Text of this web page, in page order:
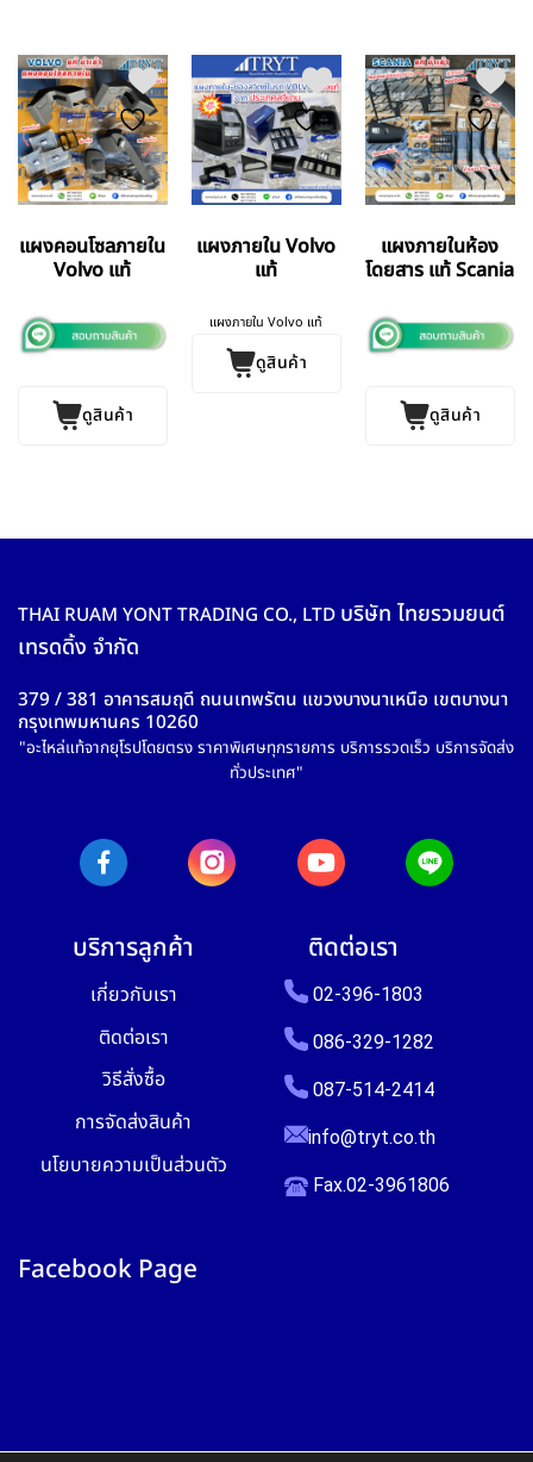
แผงคอนโซลภายใน
Volvo แท้
ดูสินค้า
แผงภายใน Volvo
แท้
แผงภายใน Volvo แท้
ดูสินค้า
แผงภายในห้อง
โดยสาร แท้ Scania
ดูสินค้า
THAI RUAM YONT TRADING CO., LTD บริษัท ไทยรวมยนต์
เทรดดิ้ง จำกัด
379 / 381 อาคารสมฤดี ถนนเทพรัตน แขวงบางนาเหนือ เขตบางนา
กรุงเทพมหานคร 10260
"อะไหล่แท้จากยุโรปโดยตรง ราคาพิเศษทุกรายการ บริการรวดเร็ว บริการจัดส่ง
ทั่วประเทศ"
บริการลูกค้า
เกี่ยวกับเรา
ติดต่อเรา
วิธีสั่งซื้อ
การจัดส่งสินค้า
นโยบายความเป็นส่วนตัว
ติดต่อเรา
02-396-1803
086-329-1282
087-514-2414
info@tryt.co.th
Fax.02-3961806
Facebook Page